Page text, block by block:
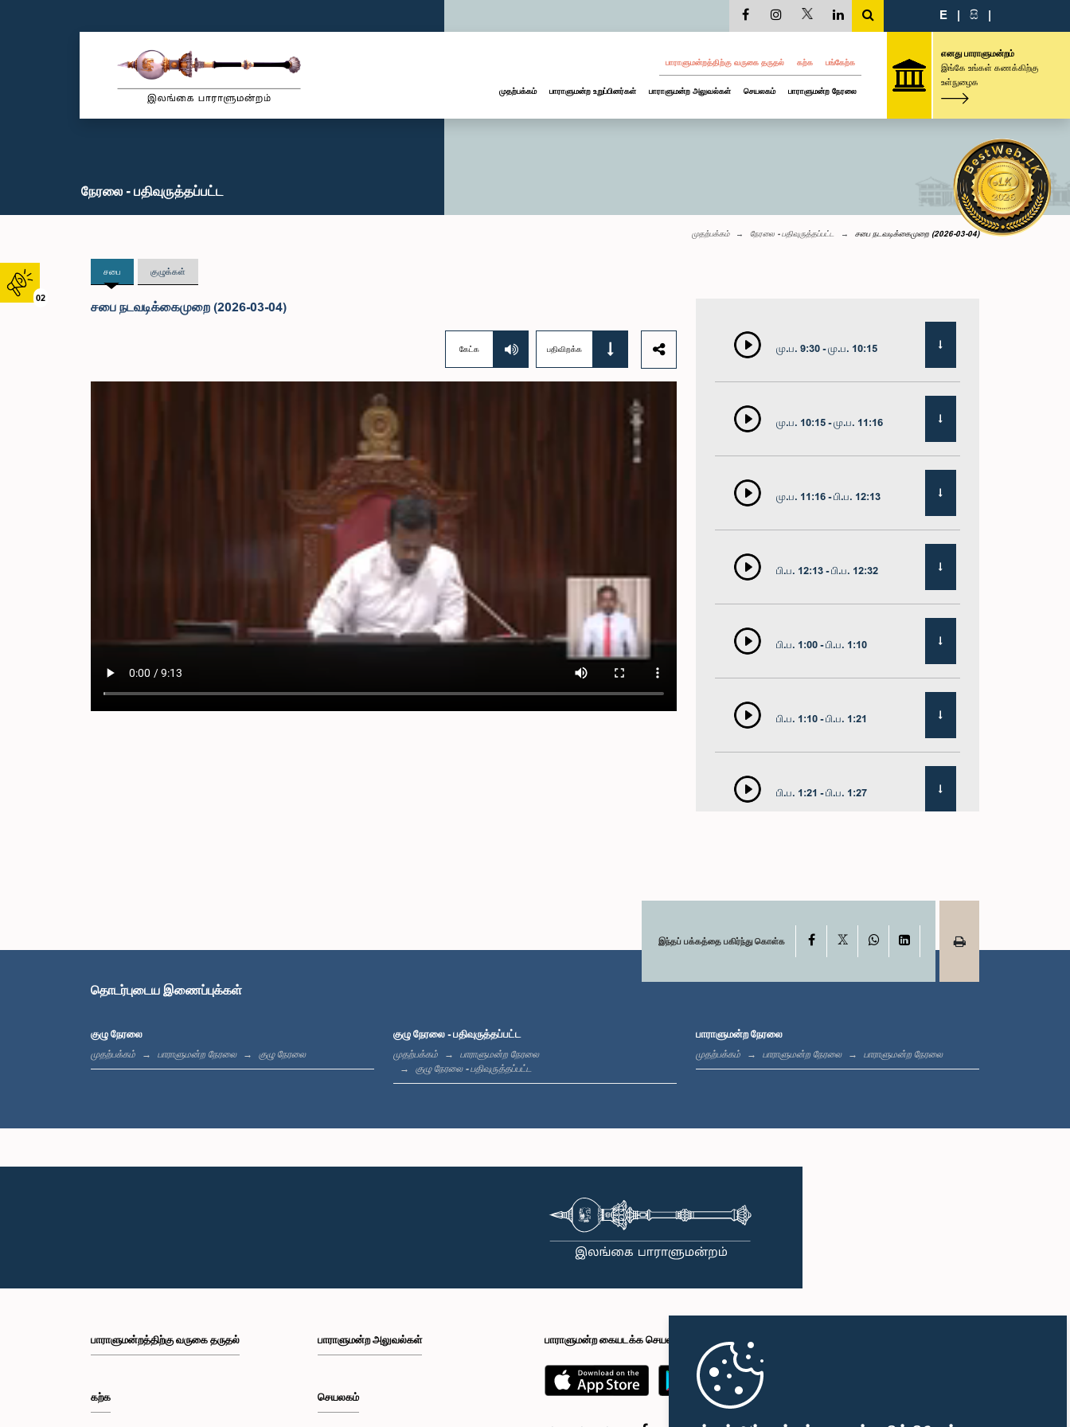
02
E | සි |
பாராளுமன்றத்திற்கு வருகை தருதல் கற்க பங்கேற்க
முதற்பக்கம் பாராளுமன்ற உறுப்பினர்கள் பாராளுமன்ற அலுவல்கள் செயலகம் பாராளுமன்ற நேரலை
எனது பாராளுமன்றம்
இங்கே உங்கள் கணக்கிற்கு
உள்நுழைக
நேரலை - பதிவுருத்தப்பட்ட
முதற்பக்கம் நேரலை - பதிவுருத்தப்பட்ட சபை நடவடிக்கைமுறை (2026-03-04)
சபை குழுக்கள்
சபை நடவடிக்கைமுறை (2026-03-04)
கேட்க பதிவிறக்க மு.ப. 9:30 - மு.ப. 10:15
மு.ப. 10:15 - மு.ப. 11:16
மு.ப. 11:16 - பி.ப. 12:13
பி.ப. 12:13 - பி.ப. 12:32
பி.ப. 1:00 - பி.ப. 1:10
பி.ப. 1:10 - பி.ப. 1:21
பி.ப. 1:21 - பி.ப. 1:27
பி.ப. 1:42 - பி.ப. 1:58
இந்தப் பக்கத்தை பகிர்ந்து கொள்க Facebook WhatsAppLinkedIn
தொடர்புடைய இணைப்புக்கள்
குழு நேரலை
முதற்பக்கம் பாராளுமன்ற நேரலை குழு நேரலை
குழு நேரலை - பதிவுருத்தப்பட்ட
முதற்பக்கம்
பாராளுமன்ற நேரலை
குழு நேரலை - பதிவுருத்தப்பட்ட
பாராளுமன்ற நேரலை
முதற்பக்கம் பாராளுமன்ற நேரலை பாராளுமன்ற நேரலை
பாராளுமன்றத்திற்கு வருகை தருதல்
கற்க
பாராளுமன்ற அலுவல்கள்
செயலகம்
பாராளுமன்ற கையடக்க செயலி